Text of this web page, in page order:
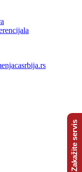
Zakažite servis